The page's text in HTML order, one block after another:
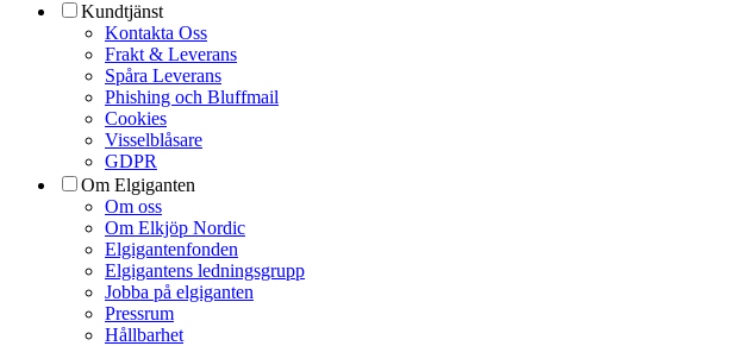
Kundtjänst
Kontakta Oss
Frakt & Leverans
Spåra Leverans
Phishing och Bluffmail
Cookies
Visselblåsare
GDPR
Om Elgiganten
Om oss
Om Elkjöp Nordic
Elgigantenfonden
Elgigantens ledningsgrupp
Jobba på elgiganten
Pressrum
Hållbarhet